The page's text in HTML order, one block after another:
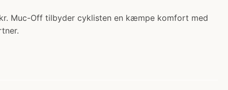
Muc-Off tilbyder cyklisten en kæmpe komfort med